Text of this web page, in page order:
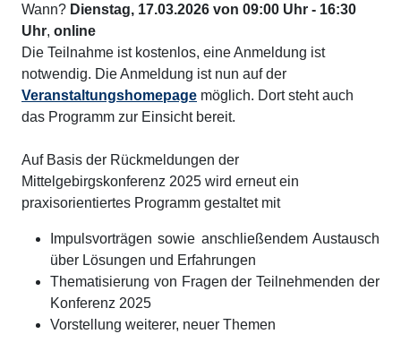
Wann? Dienstag, 17.03.2026 von 09:00 Uhr - 16:30
Uhr, online
Die Teilnahme ist kostenlos, eine Anmeldung ist
notwendig. Die Anmeldung ist nun auf der
Veranstaltungshomepage möglich. Dort steht auch
das Programm zur Einsicht bereit.
Auf Basis der Rückmeldungen der
Mittelgebirgskonferenz 2025 wird erneut ein
praxisorientiertes Programm gestaltet mit
Impulsvorträgen sowie anschließendem Austausch
über Lösungen und Erfahrungen
Thematisierung von Fragen der Teilnehmenden der
Konferenz 2025
Vorstellung weiterer, neuer Themen